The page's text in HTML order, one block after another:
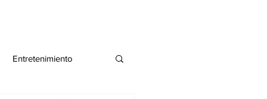
Entretenimiento